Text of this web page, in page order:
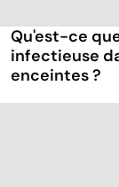
Qu'est-ce
infectieuse
enceintes ?